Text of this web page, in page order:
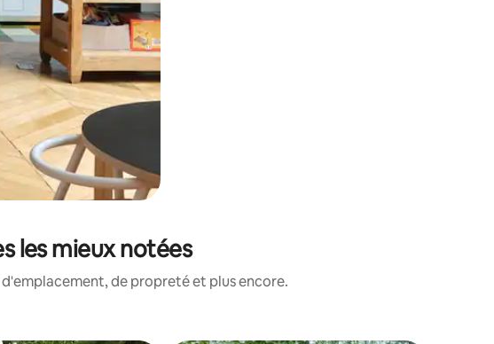
les mieux notées
de propreté et plus encore.